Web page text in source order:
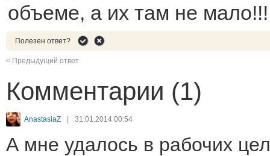
объеме, а их там не мало!!!
Полезен ответ?
< Предыдущий ответ
Комментарии (1)
AnastasiaZ | 31.01.2014 00:54
А мне удалось в рабочих